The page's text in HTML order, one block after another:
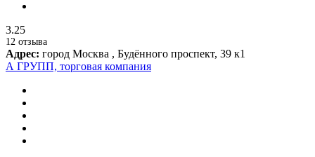
3.25
12 отзыва
Адрес: город Москва , Будённого проспект, 39 к1
А ГРУПП, торговая компания